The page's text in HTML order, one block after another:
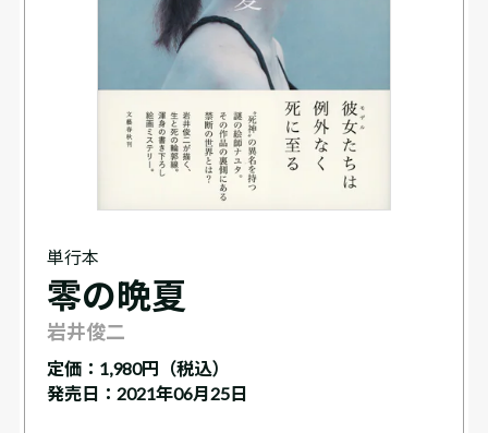
単行本
零の晩夏
岩井俊二
定価： 1,980円（税込）
発売日：2021年06月25日